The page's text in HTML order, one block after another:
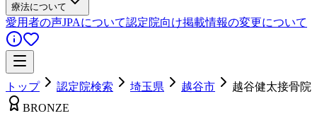
療法について
愛用者の声JPAについて認定院向け掲載情報の変更について
トップ 認定院検索 埼玉県 越谷市
越谷健太接骨院
BRONZE